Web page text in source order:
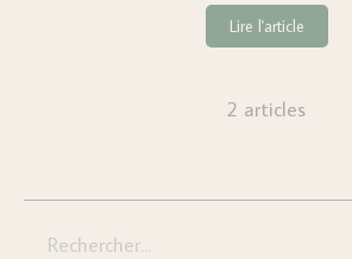
Lire l'article
2 articles
Rechercher